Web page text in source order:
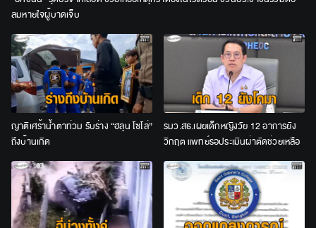
ลมหายใจผู้บาดเจ็บ
ญาติเศร้าน้ำตาท่วม รับร่าง “ฮลุน โซโล่”
ถึงบ้านเกิด
รมว.สธ.เผยเด็กหญิงวัย 12 อาการยัง
วิกฤต แพทย์รอประเมินผ่าตัดช่วยเหลือ